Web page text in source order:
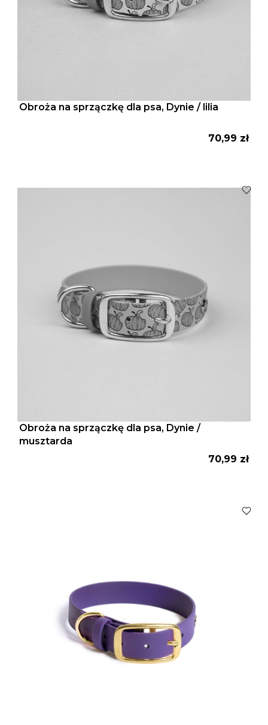
Obroża na sprzączkę dla psa, Dynie / lilia
Cena
70,99 zł
Obroża na sprzączkę dla psa, Dynie /
musztarda
Cena
70,99 zł